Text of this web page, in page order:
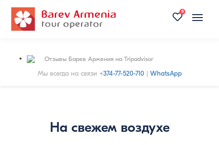
Toggle
0
Отзывы Барев Армения на Tripadvisor
Мы всегда на связи +374-77-520-710| WhatsApp
На свежем воздухе